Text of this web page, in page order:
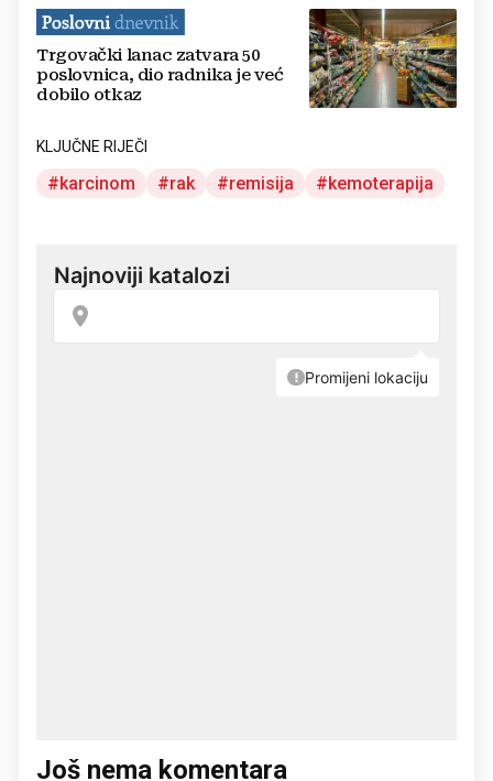
Trgovački lanac zatvara 50
poslovnica, dio radnika je već
dobilo otkaz
KLJUČNE RIJEČI
karcinom rak remisija kemoterapija
Još nema komentara